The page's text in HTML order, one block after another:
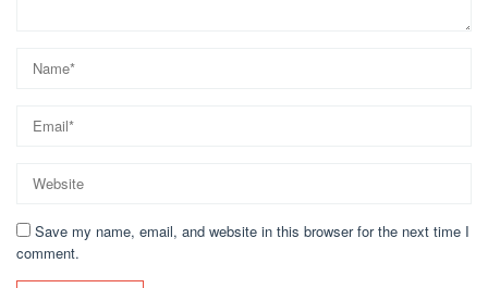
Save my name, email, and website in this browser for the next time I
comment.